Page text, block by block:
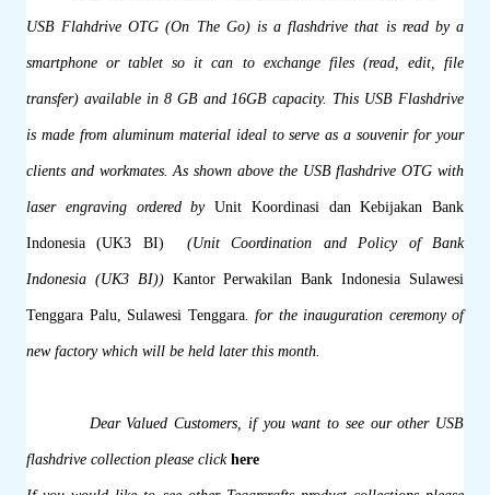
USB Flahdrive OTG (On The Go) is a flashdrive that is read by a
smartphone or tablet so it can to exchange files (read, edit, file
transfer) available in 8 GB and 16GB capacity. This USB Flashdrive
is made from aluminum material ideal to serve as a souvenir for your
clients and workmates. As shown above the USB flashdrive OTG with
laser engraving ordered by Unit Koordinasi dan Kebijakan Bank
Indonesia (UK3 BI) (Unit Coordination and Policy of Bank
Indonesia (UK3 BI)) Kantor Perwakilan Bank Indonesia Sulawesi
Tenggara Palu, Sulawesi Tenggara. for the inauguration ceremony of
new factory which will be held later this month.
Dear Valued Customers, if you want to see our other USB
flashdrive collection please click here